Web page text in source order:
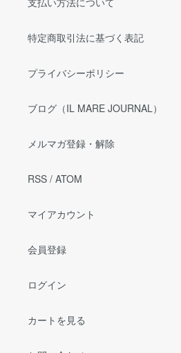
特定商取引法に基づく表記
プライバシーポリシー
ブログ（IL MARE JOURNAL）
メルマガ登録・解除
RSS / ATOM
マイアカウント
会員登録
ログイン
カートを見る